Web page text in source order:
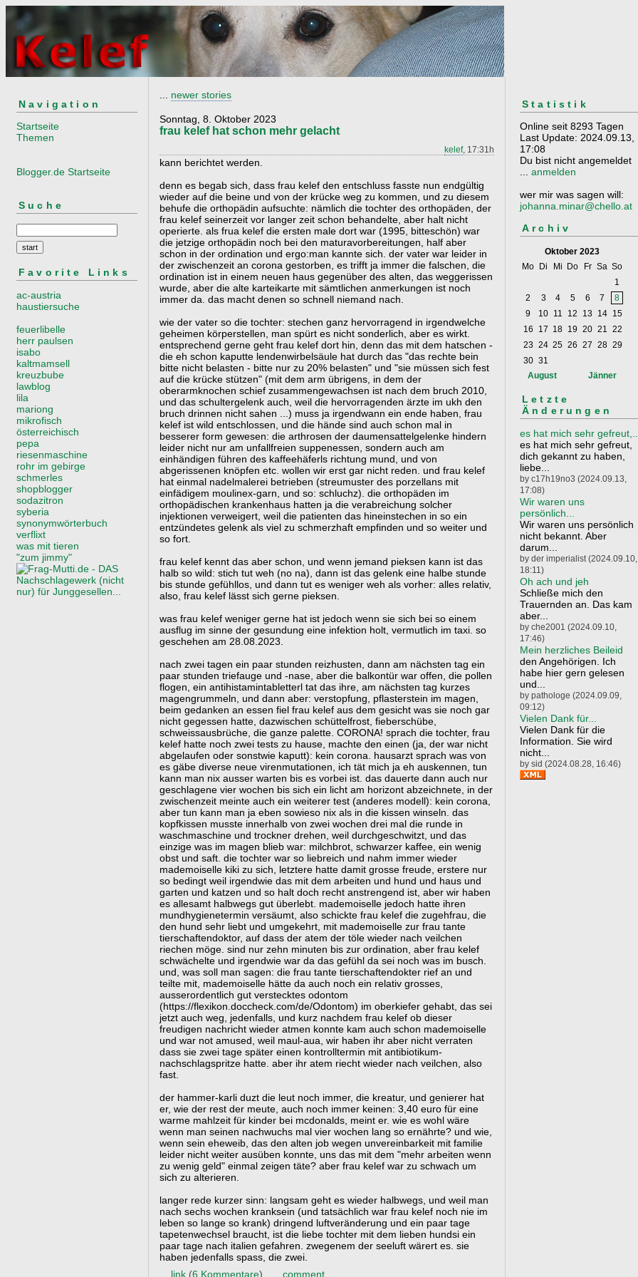
Navigation
Startseite
Themen
Blogger.de Startseite
Suche
Favorite Links
ac-austria
haustiersuche
feuerlibelle
herr paulsen
isabo
kaltmamsell
kreuzbube
lawblog
lila
mariong
mikrofisch
österreichisch
pepa
riesenmaschine
rohr im gebirge
schmerles
shopblogger
sodazitron
syberia
synonymwörterbuch
verflixt
was mit tieren
"zum jimmy"
newer stories
Sonntag, 8. Oktober 2023
frau kelef hat schon mehr gelacht
kelef, 17:31h
kann berichtet werden.
denn es begab sich, dass frau kelef den entschluss fasste nun endgültig
wieder auf die beine und von der krücke weg zu kommen, und zu diesem
behufe die orthopädin aufsuchte: nämlich die tochter des orthopäden, der
frau kelef seinerzeit vor langer zeit schon behandelte, aber halt nicht
operierte. als frua kelef die ersten male dort war (1995, bitteschön) war
die jetzige orthopädin noch bei den maturavorbereitungen, half aber
schon in der ordination und ergo:man kannte sich. der vater war leider in
der zwischenzeit an corona gestorben, es trifft ja immer die falschen, die
ordination ist in einem neuen haus gegenüber des alten, das weggerissen
wurde, aber die alte karteikarte mit sämtlichen anmerkungen ist noch
immer da. das macht denen so schnell niemand nach.
wie der vater so die tochter: stechen ganz hervorragend in irgendwelche
geheimen körperstellen, man spürt es nicht sonderlich, aber es wirkt.
entsprechend gerne geht frau kelef dort hin, denn das mit dem hatschen -
die eh schon kaputte lendenwirbelsäule hat durch das "das rechte bein
bitte nicht belasten - bitte nur zu 20% belasten" und "sie müssen sich fest
auf die krücke stützen" (mit dem arm übrigens, in dem der
oberarmknochen schief zusammengewachsen ist nach dem bruch 2010,
und das schultergelenk auch, weil die hervorragenden ärzte im ukh den
bruch drinnen nicht sahen ...) muss ja irgendwann ein ende haben, frau
kelef ist wild entschlossen, und die hände sind auch schon mal in
besserer form gewesen: die arthrosen der daumensattelgelenke hindern
leider nicht nur am unfallfreien suppenessen, sondern auch am
einhändigen führen des kaffeehäferls richtung mund, und von
abgerissenen knöpfen etc. wollen wir erst gar nicht reden. und frau kelef
hat einmal nadelmalerei betrieben (streumuster des porzellans mit
einfädigem moulinex-garn, und so: schluchz). die orthopäden im
orthopädischen krankenhaus hatten ja die verabreichung solcher
injektionen verweigert, weil die patienten das hineinstechen in so ein
entzündetes gelenk als viel zu schmerzhaft empfinden und so weiter und
so fort.
frau kelef kennt das aber schon, und wenn jemand pieksen kann ist das
halb so wild: stich tut weh (no na), dann ist das gelenk eine halbe stunde
bis stunde gefühllos, und dann tut es weniger weh als vorher: alles relativ,
also, frau kelef lässt sich gerne pieksen.
was frau kelef weniger gerne hat ist jedoch wenn sie sich bei so einem
ausflug im sinne der gesundung eine infektion holt, vermutlich im taxi. so
geschehen am 28.08.2023.
nach zwei tagen ein paar stunden reizhusten, dann am nächsten tag ein
paar stunden triefauge und -nase, aber die balkontür war offen, die pollen
flogen, ein antihistamintabletterl tat das ihre, am nächsten tag kurzes
magengrummeln, und dann aber: verstopfung, pflasterstein im magen,
beim gedanken an essen fiel frau kelef aus dem gesicht was sie noch gar
nicht gegessen hatte, dazwischen schüttelfrost, fieberschübe,
schweissausbrüche, die ganze palette. CORONA! sprach die tochter, frau
kelef hatte noch zwei tests zu hause, machte den einen (ja, der war nicht
abgelaufen oder sonstwie kaputt): kein corona. hausarzt sprach was von
es gäbe diverse neue virenmutationen, ich tät mich ja eh auskennen, tun
kann man nix ausser warten bis es vorbei ist. das dauerte dann auch nur
geschlagene vier wochen bis sich ein licht am horizont abzeichnete, in der
zwischenzeit meinte auch ein weiterer test (anderes modell): kein corona,
aber tun kann man ja eben sowieso nix als in die kissen winseln. das
kopfkissen musste innerhalb von zwei wochen drei mal die runde in
waschmaschine und trockner drehen, weil durchgeschwitzt, und das
einzige was im magen blieb war: milchbrot, schwarzer kaffee, ein wenig
obst und saft. die tochter war so liebreich und nahm immer wieder
mademoiselle kiki zu sich, letztere hatte damit grosse freude, erstere nur
so bedingt weil irgendwie das mit dem arbeiten und hund und haus und
garten und katzen und so halt doch recht anstrengend ist, aber wir haben
es allesamt halbwegs gut überlebt. mademoiselle jedoch hatte ihren
mundhygienetermin versäumt, also schickte frau kelef die zugehfrau, die
den hund sehr liebt und umgekehrt, mit mademoiselle zur frau tante
tierschaftendoktor, auf dass der atem der töle wieder nach veilchen
riechen möge. sind nur zehn minuten bis zur ordination, aber frau kelef
schwächelte und irgendwie war da das gefühl da sei noch was im busch.
und, was soll man sagen: die frau tante tierschaftendokter rief an und
teilte mit, mademoiselle hätte da auch noch ein relativ grosses,
ausserordentlich gut verstecktes odontom
(https://flexikon.doccheck.com/de/Odontom) im oberkiefer gehabt, das sei
jetzt auch weg, jedenfalls, und kurz nachdem frau kelef ob dieser
freudigen nachricht wieder atmen konnte kam auch schon mademoiselle
und war not amused, weil maul-aua, wir haben ihr aber nicht verraten
dass sie zwei tage später einen kontrolltermin mit antibiotikum-
nachschlagspritze hatte. aber ihr atem riecht wieder nach veilchen, also
fast.
der hammer-karli duzt die leut noch immer, die kreatur, und genierer hat
er, wie der rest der meute, auch noch immer keinen: 3,40 euro für eine
warme mahlzeit für kinder bei mcdonalds, meint er. wie es wohl wäre
wenn man seinen nachwuchs mal vier wochen lang so ernährte? und wie,
wenn sein eheweib, das den alten job wegen unvereinbarkeit mit familie
leider nicht weiter ausüben konnte, uns das mit dem "mehr arbeiten wenn
zu wenig geld" einmal zeigen täte? aber frau kelef war zu schwach um
sich zu alterieren.
langer rede kurzer sinn: langsam geht es wieder halbwegs, und weil man
nach sechs wochen kranksein (und tatsächlich war frau kelef noch nie im
leben so lange so krank) dringend luftveränderung und ein paar tage
tapetenwechsel braucht, ist die liebe tochter mit dem lieben hundsi ein
paar tage nach italien gefahren. zwegenem der seeluft wärert es. sie
haben jedenfalls spass, die zwei.
link (6 Kommentare) ... comment
Statistik
Online seit 8293 Tagen
Last Update: 2024.09.13,
17:08
Du bist nicht angemeldet
... anmelden
wer mir was sagen will:
johanna.minar@chello.at
Archiv
Oktober 2023
Mo
Di Mi Do Fr Sa So
1
2
3 4 5 6 7
8
9
10 11 12 13 14
15
16
17 18 19 20 21 22
23 24 25 26 27 28 29
30 31
August
Jänner
Letzte
Änderungen
es hat mich sehr
es hat mich sehr gefreut,
dich gekannt zu haben,
liebe...
by c17h19no3 (2024.09.13,
17:08)
Wir waren uns
persönlich...
Wir waren uns persönlich
nicht bekannt. Aber
darum...
by der imperialist (2024.09.10,
18:11)
Oh ach und jeh
Schließe mich den
Trauernden an. Das kam
aber...
by che2001 (2024.09.10,
17:46)
Mein herzliches Beileid
den Angehörigen. Ich
habe hier gern gelesen
und...
by pathologe (2024.09.09,
09:12)
Vielen Dank für...
Vielen Dank für die
Information. Sie wird
nicht...
by sid (2024.08.28, 16:46)